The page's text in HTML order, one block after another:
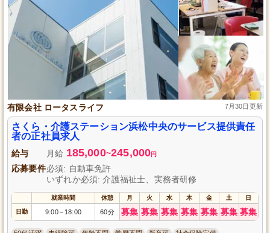
有限会社 ロータスライフ 7月30日更新
さくら・介護ステーション浜松中央のサービス提供責任
者の正社員求人
給与 月給 185,000~245,000円
応募要件必須: 自動車免許
いずれか必須: 介護福祉士、実務者研修
就業時間 休憩 月 火 水 木 金 土 日
日勤 9:00～ 18:00 60分 募集 募集 募集 募集 募集 募集 募集